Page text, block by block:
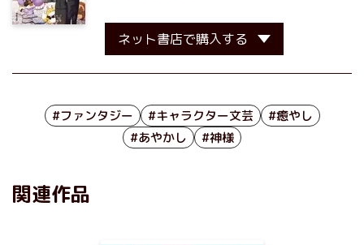
ネット書店で購入する
#ファンタジー #キャラクター文芸
#癒やし
#あやかし
#神様
関連作品